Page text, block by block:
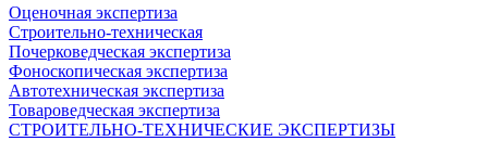
Оценочная экспертиза
Строительно-техническая
Почерковедческая экспертиза
Фоноскопическая экспертиза
Автотехническая экспертиза
Товароведческая экспертиза
СТРОИТЕЛЬНО-ТЕХНИЧЕСКИЕ ЭКСПЕРТИЗЫ